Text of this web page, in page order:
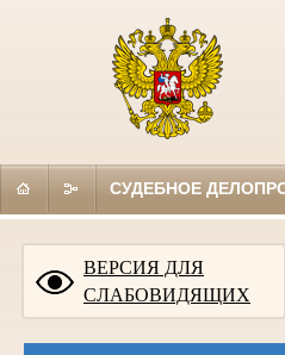
СУДЕБНОЕ
ВЕРСИЯ ДЛЯ
СЛАБОВИДЯЩИХ